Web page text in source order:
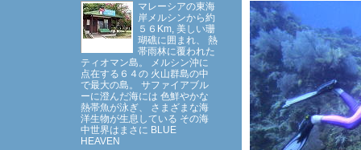
マレーシアの東海
岸メルシンから約
５６Km, 美しい珊
瑚礁に囲まれ、 熱
帯雨林に覆われた
ティオマン島。 メルシン沖に
点在する６４の 火山群島の中
で最大の島。 サファイアブル
ーに澄んだ海には 色鮮やかな
熱帯魚が泳ぎ、 さまざまな海
洋生物が生息している その海
中世界はまさに BLUE
HEAVEN